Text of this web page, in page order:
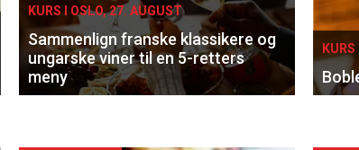
KURS I OSLO, 27. AUGUST
Sammenlign franske klassikere og
ungarske viner til en 5-retters
meny